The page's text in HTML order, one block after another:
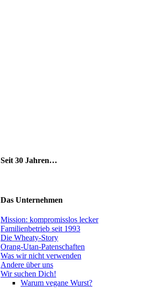
Seit 30 Jahren…
Das Unternehmen
Mission: kompromisslos lecker
Familienbetrieb seit 1993
Die Wheaty-Story
Orang-Utan-Patenschaften
Was wir nicht verwenden
Andere über uns
Wir suchen Dich!
Warum vegane Wurst?